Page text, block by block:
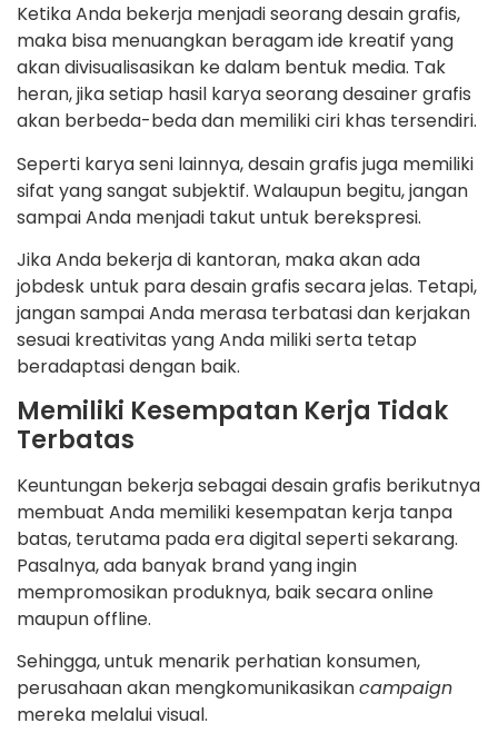
Ketika Anda bekerja menjadi seorang desain grafis,
maka bisa menuangkan beragam ide kreatif yang
akan divisualisasikan ke dalam bentuk media. Tak
heran, jika setiap hasil karya seorang desainer grafis
akan berbeda-beda dan memiliki ciri khas tersendiri.
Seperti karya seni lainnya, desain grafis juga memiliki
sifat yang sangat subjektif. Walaupun begitu, jangan
sampai Anda menjadi takut untuk berekspresi.
Jika Anda bekerja di kantoran, maka akan ada
jobdesk untuk para desain grafis secara jelas. Tetapi,
jangan sampai Anda merasa terbatasi dan kerjakan
sesuai kreativitas yang Anda miliki serta tetap
beradaptasi dengan baik.
Memiliki Kesempatan Kerja Tidak
Terbatas
Keuntungan bekerja sebagai desain grafis berikutnya
membuat Anda memiliki kesempatan kerja tanpa
batas, terutama pada era digital seperti sekarang.
Pasalnya, ada banyak brand yang ingin
mempromosikan produknya, baik secara online
maupun offline.
Sehingga, untuk menarik perhatian konsumen,
perusahaan akan mengkomunikasikancampaign
mereka melalui visual.